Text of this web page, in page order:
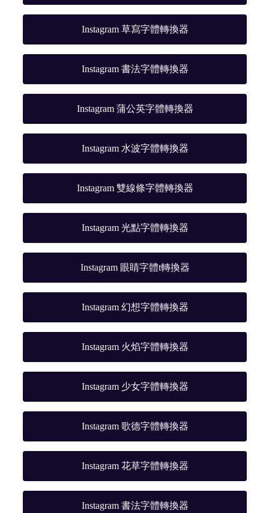
Instagram 草寫字體轉換器
Instagram 書法字體轉換器
Instagram 蒲公英字體轉換器
Instagram 水波字體轉換器
Instagram 雙線條字體轉換器
Instagram 光點字體轉換器
Instagram 眼睛字體t轉換器
Instagram 幻想字體轉換器
Instagram 火焰字體轉換器
Instagram 少女字體轉換器
Instagram 歌德字體轉換器
Instagram 花草字體轉換器
Instagram 書法字體轉換器